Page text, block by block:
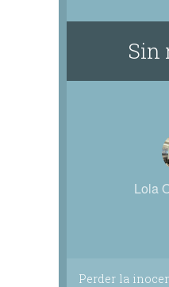
Sin
Lola
Perder la